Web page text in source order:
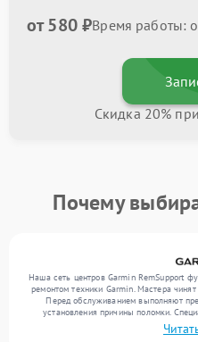
от 580 ₽Время работы:
Скидка 20%
Почему
Наша сеть центров Garmin RemSupport
ремонтом техники Garmin. Мастера
Перед обслуживанием выполняют
установления причины поломки.
необходимых работ и цену. Только
с заменой комплектующих по